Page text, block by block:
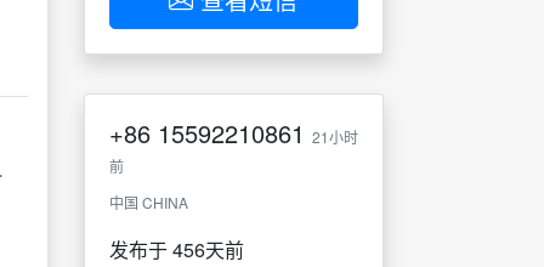
+86 15592210861 21小时
前
中国 CHINA
发布于 456天前